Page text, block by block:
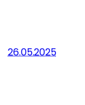
26.05.2025